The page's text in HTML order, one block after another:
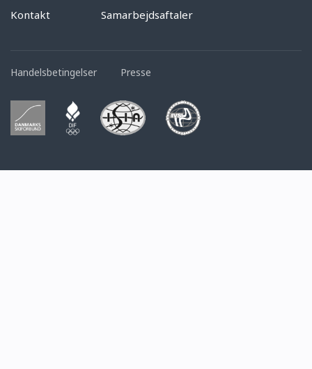
Kontakt
Samarbejdsaftaler
Handelsbetingelser Presse